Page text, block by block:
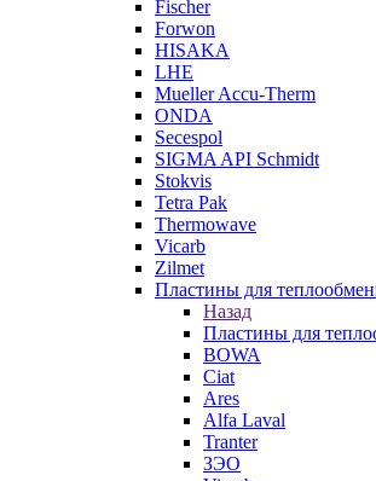
Fischer
Forwon
HISAKA
LHE
Mueller Accu-Therm
ONDA
Secespol
SIGMA API Schmidt
Stokvis
Tetra Pak
Thermowave
Vicarb
Zilmet
Пластины для
Назад
Пластины для
BOWA
Ciat
Ares
Alfa Laval
Tranter
ЗЭО